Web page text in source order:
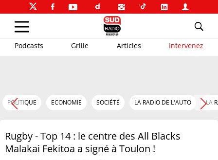
Podcasts Grille Articles Intervenez
POLITIQUE ECONOMIE SOCIÉTÉ LA RADIO DE L'AUTO LA
Rugby - Top 14 : le centre des All Blacks
Malakai Fekitoa a signé à Toulon !